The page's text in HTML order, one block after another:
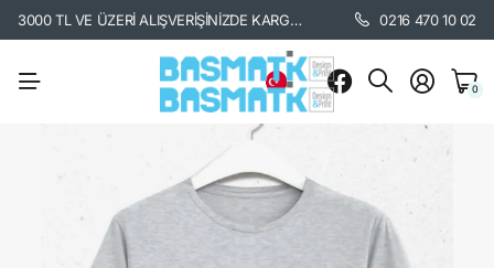
3000 TL VE ÜZERİ ALIŞVERİŞİNİZDE KARGO BEDAVA. / KARGO BİLGİSİ
0216 470 10 02
0